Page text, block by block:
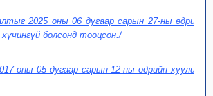
2025 оны 06 дугаар сарын 27-ны өдрийн
хүчингүй болсонд тооцсон./
оны 05 дугаар сарын 12-ны өдрийн хуулиар